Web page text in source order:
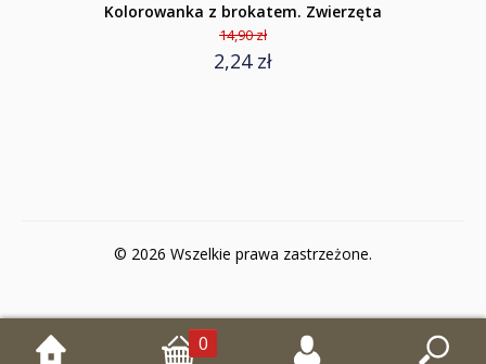
Kolorowanka z brokatem. Zwierzęta
14,90 zł
2,24 zł
© 2026 Wszelkie prawa zastrzeżone.
0